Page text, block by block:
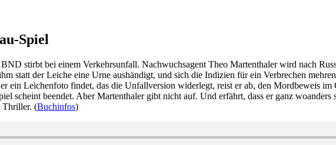
Spiel
stirbt bei einem Verkehrsunfall. Nachwuchsagent Theo Martenthaler wird nach
statt der Leiche eine Urne aushändigt, und sich die Indizien für ein Verbrechen
ein Leichenfoto findet, das die Unfallversion widerlegt, reist er ab, den Mordbeweis im
scheint beendet. Aber Martenthaler gibt nicht auf. Und erfährt, dass er ganz woanders
Thriller. (Buchinfos)